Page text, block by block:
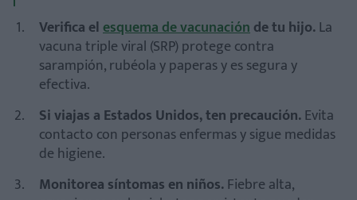
Verifica elesquema de vacunaciónde tu hijo.La
vacuna triple viral (SRP) protege contra
sarampión, rubéola y paperas y es segura y
efectiva.
Si viajas a Estados Unidos, ten precaución.Evita
contacto con personas enfermas y sigue medidas
de higiene.
Monitorea síntomas en niños.Fiebre alta,